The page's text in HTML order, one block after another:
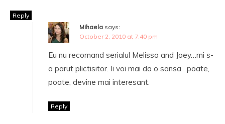
Reply
Mihaela says:
October 2, 2010 at 7:40 pm
Eu nu recomand serialul Melissa and Joey…mi s-
a parut plictisitor. Ii voi mai da o sansa…poate,
poate, devine mai interesant.
Reply